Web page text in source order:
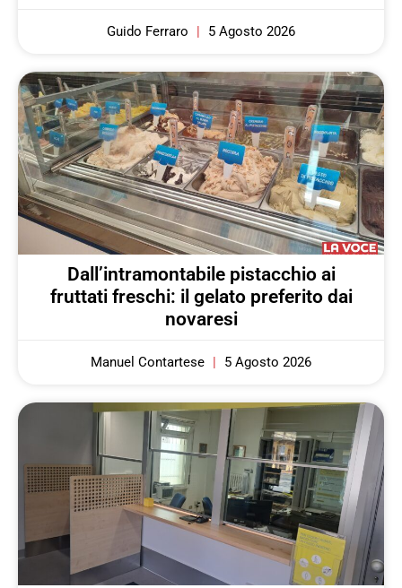
Guido Ferraro 5 Agosto 2026
Dall’intramontabile pistacchio ai
fruttati freschi: il gelato preferito dai
novaresi
Manuel Contartese 5 Agosto 2026